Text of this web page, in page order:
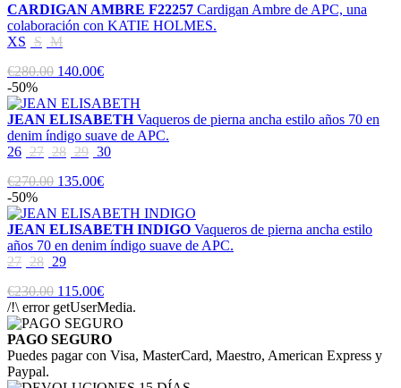
CARDIGAN AMBRE F22257 Cardigan Ambre de APC, una
colaboración con KATIE HOLMES.
XS S M
€280.00 140.00€
-50%
JEAN ELISABETH Vaqueros de pierna ancha estilo años 70 en
denim índigo suave de APC.
26 27 28 29 30
€270.00 135.00€
-50%
JEAN ELISABETH INDIGO Vaqueros de pierna ancha estilo
años 70 en denim índigo suave de APC.
27 28 29
€230.00 115.00€
/!\ error getUserMedia.
PAGO SEGURO
Puedes pagar con Visa, MasterCard, Maestro, American Express y
Paypal.